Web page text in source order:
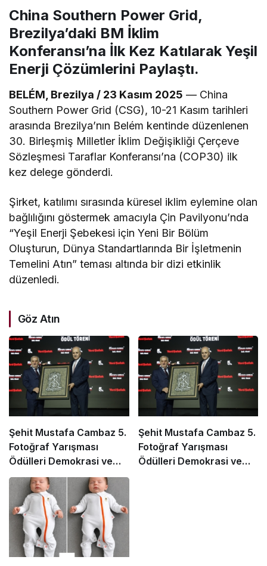
China Southern Power Grid,
Brezilya’daki BM İklim
Konferansı’na İlk Kez Katılarak Yeşil
Enerji Çözümlerini Paylaştı.
BELÉM, Brezilya / 23 Kasım 2025 — China
Southern Power Grid (CSG), 10-21 Kasım tarihleri
arasında Brezilya’nın Belém kentinde düzenlenen
30. Birleşmiş Milletler İklim Değişikliği Çerçeve
Sözleşmesi Taraflar Konferansı’na (COP30) ilk
kez delege gönderdi.
Şirket, katılımı sırasında küresel iklim eylemine olan
bağlılığını göstermek amacıyla Çin Pavilyonu’nda
“Yeşil Enerji Şebekesi için Yeni Bir Bölüm
Oluşturun, Dünya Standartlarında Bir İşletmenin
Temelini Atın” teması altında bir dizi etkinlik
düzenledi.
Göz Atın
Şehit Mustafa Cambaz 5.
Fotoğraf Yarışması
Ödülleri Demokrasi ve
Özgürlükler Adası’nda
Sahiplerini Buldu
Şehit Mustafa Cambaz 5.
Fotoğraf Yarışması
Ödülleri Demokrasi ve